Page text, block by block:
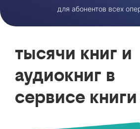
для абонентов всех
тысячи книг и
аудиокниг в
сервисе